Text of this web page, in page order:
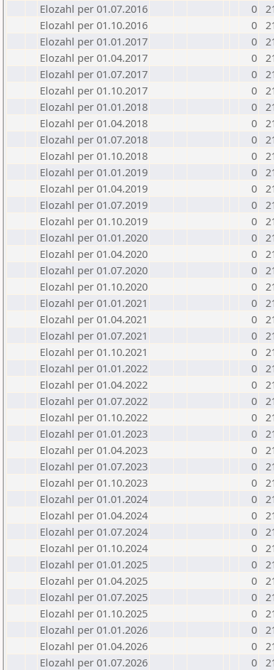
Elozahl per 01.07.2016
0
Elozahl per 01.10.2016
0
Elozahl per 01.01.2017
0
Elozahl per 01.04.2017
0
Elozahl per 01.07.2017
0
Elozahl per 01.10.2017
0
Elozahl per 01.01.2018
0
Elozahl per 01.04.2018
0
Elozahl per 01.07.2018
0
Elozahl per 01.10.2018
0
Elozahl per 01.01.2019
0
Elozahl per 01.04.2019
0
Elozahl per 01.07.2019
0
Elozahl per 01.10.2019
0
Elozahl per 01.01.2020
0
Elozahl per 01.04.2020
0
Elozahl per 01.07.2020
0
Elozahl per 01.10.2020
0
Elozahl per 01.01.2021
0
Elozahl per 01.04.2021
0
Elozahl per 01.07.2021
0
Elozahl per 01.10.2021
0
Elozahl per 01.01.2022
0
Elozahl per 01.04.2022
0
Elozahl per 01.07.2022
0
Elozahl per 01.10.2022
0
Elozahl per 01.01.2023
0
Elozahl per 01.04.2023
0
Elozahl per 01.07.2023
0
Elozahl per 01.10.2023
0
Elozahl per 01.01.2024
0
Elozahl per 01.04.2024
0
Elozahl per 01.07.2024
0
Elozahl per 01.10.2024
0
Elozahl per 01.01.2025
0
Elozahl per 01.04.2025
0
Elozahl per 01.07.2025
0
Elozahl per 01.10.2025
0
Elozahl per 01.01.2026
0
Elozahl per 01.04.2026
0
Elozahl per 01.07.2026
0